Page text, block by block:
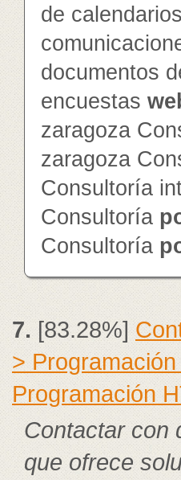
de calendarios
documentos
encuestas
zaragoza
zaragoza
Consultoría
Consultoría
Consultoría
7. [83.28%]
>
Programación
Contactar con
que ofrece